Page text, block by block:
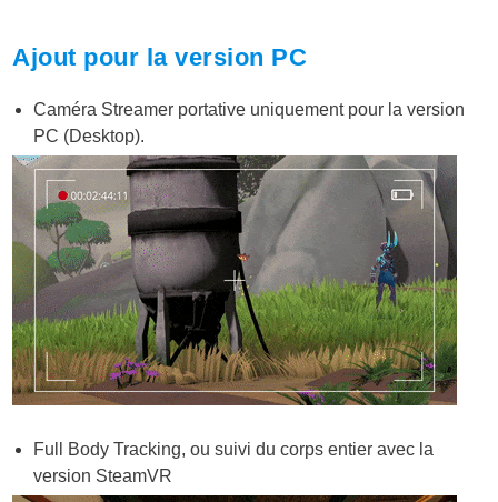
Ajout pour la version PC
Caméra Streamer portative uniquement pour la version
PC (Desktop).
Full Body Tracking, ou suivi du corps entier avec la
version SteamVR